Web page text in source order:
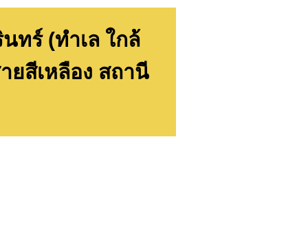
ร์ (ทำเล ใกล้
สีเหลือง สถานี